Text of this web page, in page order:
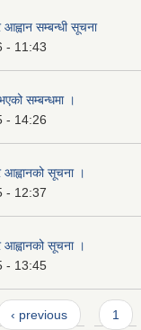
आह्वान सम्बन्धी सूचना
- 11:43
सम्बन्धमा ।
- 14:26
आह्वानको सूचना ।
- 12:37
आह्वानको सूचना ।
- 13:45
‹ previous 1